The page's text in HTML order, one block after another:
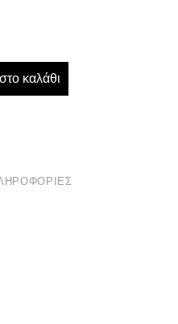
καλάθι